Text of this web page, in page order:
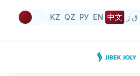
KZ QZ РУ EN 中文 ق ز